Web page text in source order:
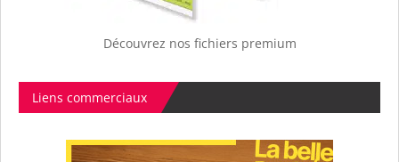
Découvrez nos fichiers premium
Liens commerciaux